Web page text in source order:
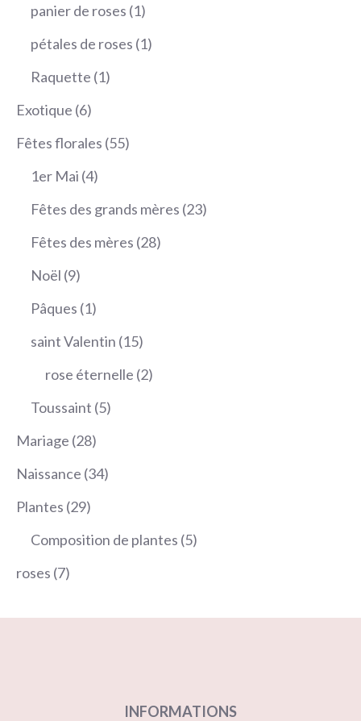
panier de roses 11
produit
pétales de roses 11
Raquette 11
Exotique 66
produits
Fêtes florales 5555
1er Mai 44
produits
Fêtes des grands mères 2323
Fêtes des mères 2828
Noël 99
produits
Pâques 11
produit
saint Valentin 1515
produits
rose éternelle 22
Toussaint 55
Mariage 2828
produits
Naissance 3434
Plantes 2929
produits
Composition de plantes 55
roses 77
INFORMATIONS